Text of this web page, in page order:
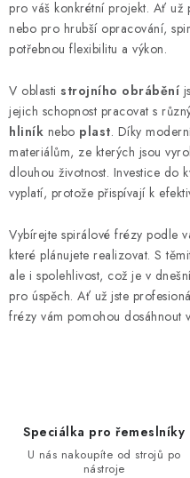
pro váš konkrétní projekt. Ať
nebo pro hrubší opracování,
potřebnou flexibilitu a výkon.
V oblasti strojního obrábění
jejich schopnost pracovat s
hliník nebo plast. Díky
materiálům, ze kterých jsou
dlouhou životnost. Investice do
vyplatí, protože přispívají k
Vybírejte spirálové frézy podle
které plánujete realizovat. S
ale i spolehlivost, což je v
pro úspěch. Ať už jste
frézy vám pomohou dosáhnout
Speciálka pro řemeslníky
U nás nakoupíte od strojů po
nástroje